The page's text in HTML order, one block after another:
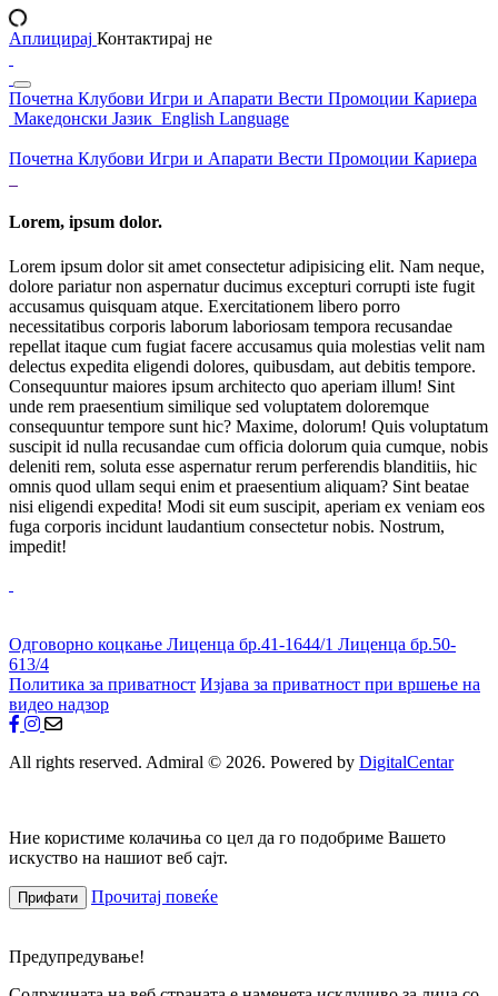
Аплицирај Контактирај не
Почетна Клубови Игри и Апарати Вести Промоции Кариера
Македонски Јазик English Language
Почетна Клубови Игри и Апарати Вести Промоции Кариера
Lorem, ipsum dolor.
Lorem ipsum dolor sit amet consectetur adipisicing elit. Nam neque,
dolore pariatur non aspernatur ducimus excepturi corrupti iste fugit
accusamus quisquam atque. Exercitationem libero porro
necessitatibus corporis laborum laboriosam tempora recusandae
repellat itaque cum fugiat facere accusamus quia molestias velit nam
delectus expedita eligendi dolores, quibusdam, aut debitis tempore.
Consequuntur maiores ipsum architecto quo aperiam illum! Sint
unde rem praesentium similique sed voluptatem doloremque
consequuntur tempore sunt hic? Maxime, dolorum! Quis voluptatum
suscipit id nulla recusandae cum officia dolorum quia cumque, nobis
deleniti rem, soluta esse aspernatur rerum perferendis blanditiis, hic
omnis quod ullam sequi enim et praesentium aliquam? Sint beatae
nisi eligendi expedita! Modi sit eum suscipit, aperiam ex veniam eos
fuga corporis incidunt laudantium consectetur nobis. Nostrum,
impedit!
Одговорно коцкање Лиценца бр.41-1644/1 Лиценца бр.50-
613/4
Политика за приватност Изјава за приватност при вршење на
видео надзор
All rights reserved. Admiral © 2026. Powered by DigitalCentar
Ние користиме колачиња со цел да го подобриме Вашето
искуство на нашиот веб сајт.
Прифати Прочитај повеќе
Предупредување!